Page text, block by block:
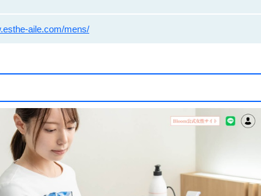
aile.com/mens/